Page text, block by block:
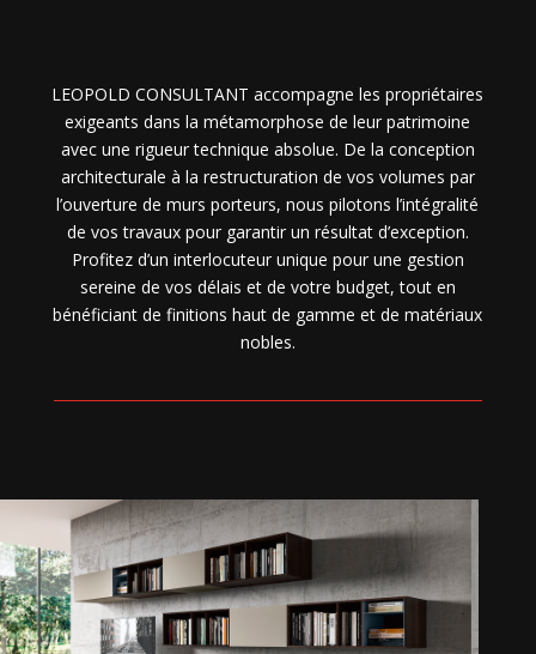
LEOPOLD CONSULTANT accompagne les propriétaires
exigeants dans la métamorphose de leur patrimoine
avec une rigueur technique absolue. De la conception
architecturale à la restructuration de vos volumes par
l’ouverture de murs porteurs, nous pilotons l’intégralité
de vos travaux pour garantir un résultat d’exception.
Profitez d’un interlocuteur unique pour une gestion
sereine de vos délais et de votre budget, tout en
bénéficiant de finitions haut de gamme et de matériaux
nobles.